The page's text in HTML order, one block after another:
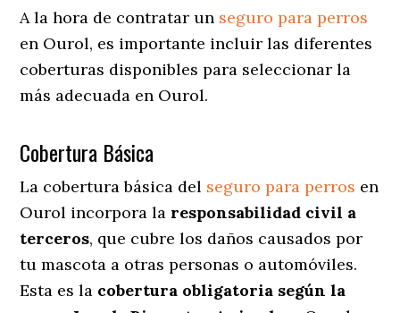
A la hora de contratar un seguro para perros
en Ourol, es importante incluir las diferentes
coberturas disponibles para seleccionar la
más adecuada en Ourol.
Cobertura Básica
La cobertura básica del seguro para perros en
Ourol incorpora la responsabilidad civil a
terceros, que cubre los daños causados por
tu mascota a otras personas o automóviles.
Esta es la cobertura obligatoria según la